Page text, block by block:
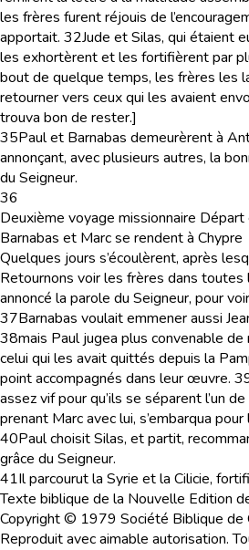
les frères furent réjouis de
apportait. 32Jude et Silas, qui étaient
les exhortèrent et les fortifièrent par
bout de quelque temps, les frères les
retourner vers ceux qui les avaient
trouva bon de rester.]
35Paul et Barnabas demeurèrent à
annonçant, avec plusieurs autres, la
du Seigneur.
36
Deuxième voyage missionnaire
Barnabas et Marc se rendent à Chypre
Quelques jours s’écoulèrent, après
Retournons voir les frères dans toutes
annoncé la parole du Seigneur, pour
37Barnabas voulait emmener aussi
38mais Paul jugea plus convenable
celui qui les avait quittés depuis la
point accompagnés dans leur œuvre.
assez vif pour qu’ils se séparent l’un
prenant Marc avec lui, s’embarqua pour
40Paul choisit Silas, et partit,
grâce du Seigneur.
41Il parcourut la Syrie et la Cilicie,
Texte biblique de la Nouvelle Edition
Copyright © 1979 Société Biblique de
Reproduit avec aimable autorisation.